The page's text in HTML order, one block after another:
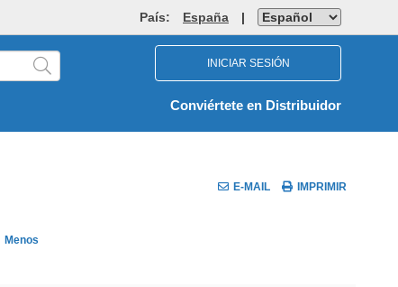
País: España |
INICIAR SESIÓN
Conviértete en Distribuidor
E-MAIL IMPRIMIR
Menos